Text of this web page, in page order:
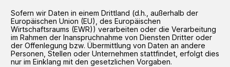
Sofern wir Daten in einem Drittland (d.h., außerhalb der
Europäischen Union (EU), des Europäischen
Wirtschaftsraums (EWR)) verarbeiten oder die Verarbeitung
im Rahmen der Inanspruchnahme von Diensten Dritter oder
der Offenlegung bzw. Übermittlung von Daten an andere
Personen, Stellen oder Unternehmen stattfindet, erfolgt dies
nur im Einklang mit den gesetzlichen Vorgaben.